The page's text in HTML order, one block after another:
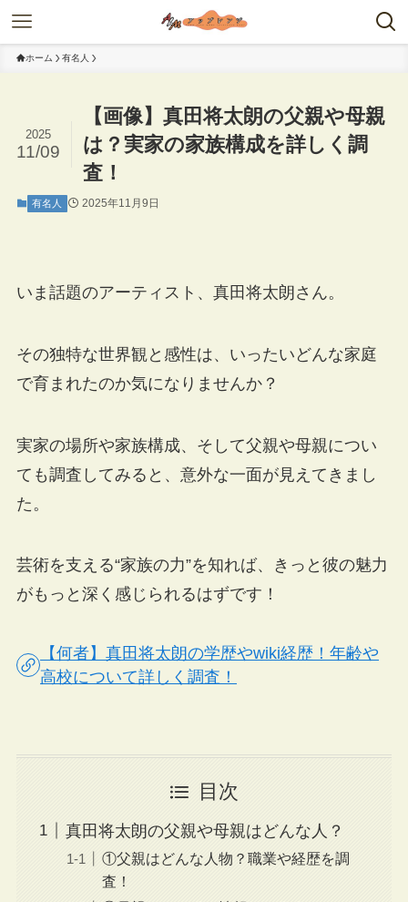
ホーム 有名人
【画像】真田将太朗の父親や母親
は？実家の家族構成を詳しく調
査！
2025
11/09
有名人 2025年11月9日
いま話題のアーティスト、真田将太朗さん。
その独特な世界観と感性は、いったいどんな家庭
で育まれたのか気になりませんか？
実家の場所や家族構成、そして父親や母親につい
ても調査してみると、意外な一面が見えてきまし
た。
芸術を支える“家族の力”を知れば、きっと彼の魅力
がもっと深く感じられるはずです！
【何者】真田将太朗の学歴やwiki経歴！年齢や
高校について詳しく調査！
目次
真田将太朗の父親や母親はどんな人？
①父親はどんな人物？職業や経歴を調
査！